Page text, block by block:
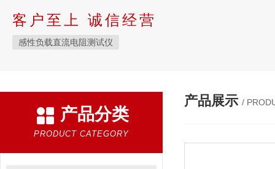
客户至上 诚信经营
感性负载直流电阻测试仪
产品分类
PRODUCT CATEGORY
产品展示 /